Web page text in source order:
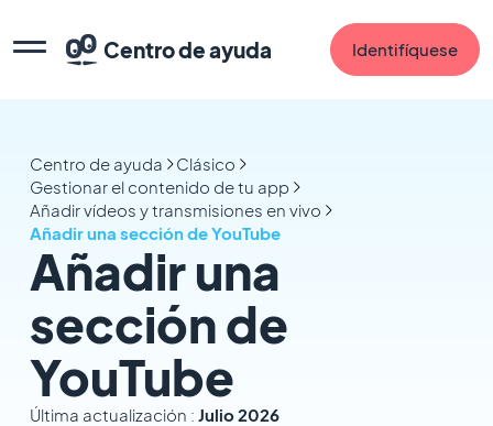
Centro de ayuda Identifíquese
Centro de ayuda
Clásico
Gestionar el contenido de tu app
Añadir vídeos y transmisiones en vivo
Añadir una sección de YouTube
Añadir una
sección de
YouTube
Última actualización : Julio 2026